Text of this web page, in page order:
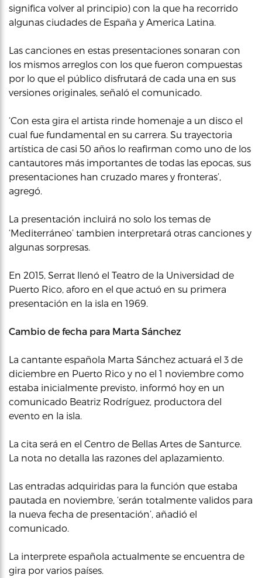
significa volver al principio) con la que ha recorrido
algunas ciudades de España y America Latina.
Las canciones en estas presentaciones sonaran con
los mismos arreglos con los que fueron compuestas
por lo que el público disfrutará de cada una en sus
versiones originales, señaló el comunicado.
‘Con esta gira el artista rinde homenaje a un disco el
cual fue fundamental en su carrera. Su trayectoria
artística de casi 50 años lo reafirman como uno de los
cantautores más importantes de todas las epocas, sus
presentaciones han cruzado mares y fronteras’,
agregó.
La presentación incluirá no solo los temas de
‘Mediterráneo’ tambien interpretará otras canciones y
algunas sorpresas.
En 2015, Serrat llenó el Teatro de la Universidad de
Puerto Rico, aforo en el que actuó en su primera
presentación en la isla en 1969.
Cambio de fecha para Marta Sánchez
La cantante española Marta Sánchez actuará el 3 de
diciembre en Puerto Rico y no el 1 noviembre como
estaba inicialmente previsto, informó hoy en un
comunicado Beatriz Rodríguez, productora del
evento en la isla.
La cita será en el Centro de Bellas Artes de Santurce.
La nota no detalla las razones del aplazamiento.
Las entradas adquiridas para la función que estaba
pautada en noviembre, ‘serán totalmente validos para
la nueva fecha de presentación’, añadió el
comunicado.
La interprete española actualmente se encuentra de
gira por varios países.